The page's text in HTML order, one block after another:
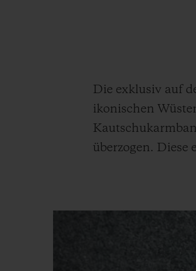
Die exklusiv auf
ikonischen
überzogen.
5+5-